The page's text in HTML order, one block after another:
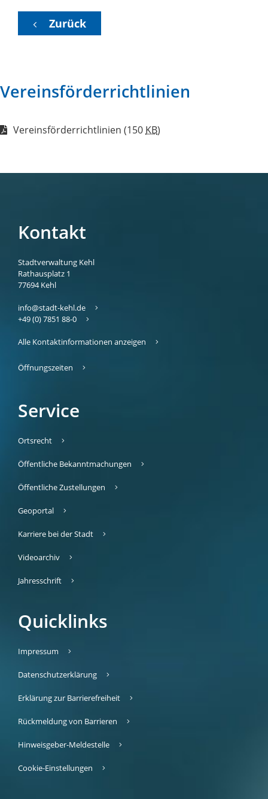
Zurück
Vereinsförderrichtlinien
Vereinsförderrichtlinien (150 KB)
Kontakt
Stadtverwaltung Kehl
Rathausplatz 1
77694 Kehl
info@stadt-kehl.de
+49 (0) 7851 88-0
Alle Kontaktinformationen anzeigen
Öffnungszeiten
Service
Ortsrecht
Öffentliche Bekanntmachungen
Öffentliche Zustellungen
Geoportal
Karriere bei der Stadt
Videoarchiv
Jahresschrift
Quicklinks
Impressum
Datenschutzerklärung
Erklärung zur Barrierefreiheit
Rückmeldung von Barrieren
Hinweisgeber-Meldestelle
Cookie-Einstellungen